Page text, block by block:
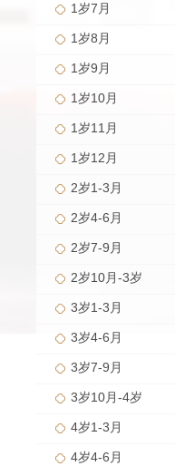
1岁7月
1岁8月
1岁9月
1岁10月
1岁11月
1岁12月
2岁1-3月
2岁4-6月
2岁7-9月
2岁10月-3岁
3岁1-3月
3岁4-6月
3岁7-9月
3岁10月-4岁
4岁1-3月
4岁4-6月